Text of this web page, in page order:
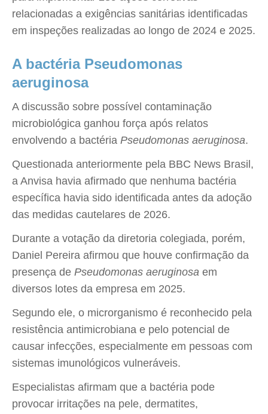
relacionadas a exigências sanitárias identificadas
em inspeções realizadas ao longo de 2024 e 2025.
A bactéria Pseudomonas
aeruginosa
A discussão sobre possível contaminação
microbiológica ganhou força após relatos
envolvendo a bactéria Pseudomonas aeruginosa.
Questionada anteriormente pela BBC News Brasil,
a Anvisa havia afirmado que nenhuma bactéria
específica havia sido identificada antes da adoção
das medidas cautelares de 2026.
Durante a votação da diretoria colegiada, porém,
Daniel Pereira afirmou que houve confirmação da
presença de Pseudomonas aeruginosa em
diversos lotes da empresa em 2025.
Segundo ele, o microrganismo é reconhecido pela
resistência antimicrobiana e pelo potencial de
causar infecções, especialmente em pessoas com
sistemas imunológicos vulneráveis.
Especialistas afirmam que a bactéria pode
provocar irritações na pele, dermatites,